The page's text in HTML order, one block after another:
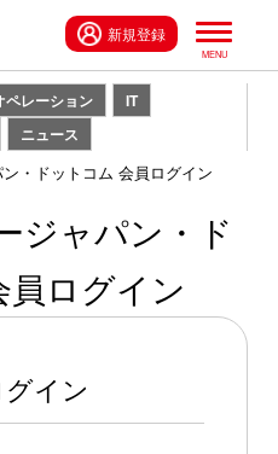
新規登録
ペレーション
IT
ニュース
・ドットコム 会員ログイン
ジャパン・ド
ログイン
イン